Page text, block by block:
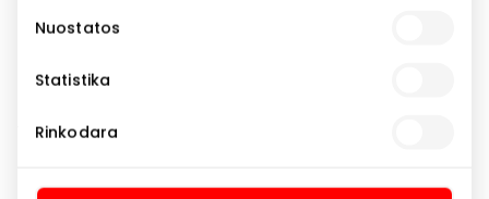
Nuostatos
Statistika
Rinkodara
Nudžiuginkite savo vaikus naujais žaislais ir žaidimais,
nuotykius.
Visą Velykinių prekių asortimentą rasite apsilankę